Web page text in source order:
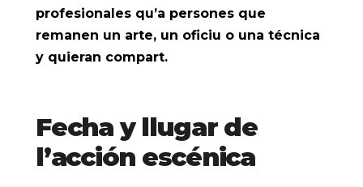
profesionales qu’a persones que
remanen un arte, un oficiu o una técnica
y quieran compart.
Fecha y llugar de
l’acción escénica